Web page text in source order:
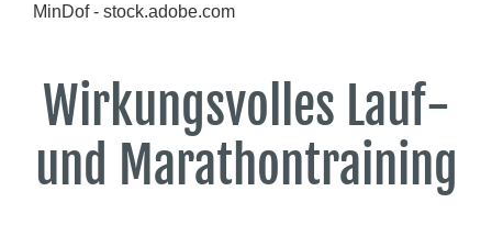
MinDof - stock.adobe.com
Wirkungsvolles Lauf-
und Marathontraining